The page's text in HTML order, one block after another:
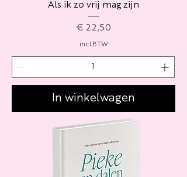
Als ik zo vrij mag zijn
Prijs
€ 22,50
incl.BTW
In winkelwagen